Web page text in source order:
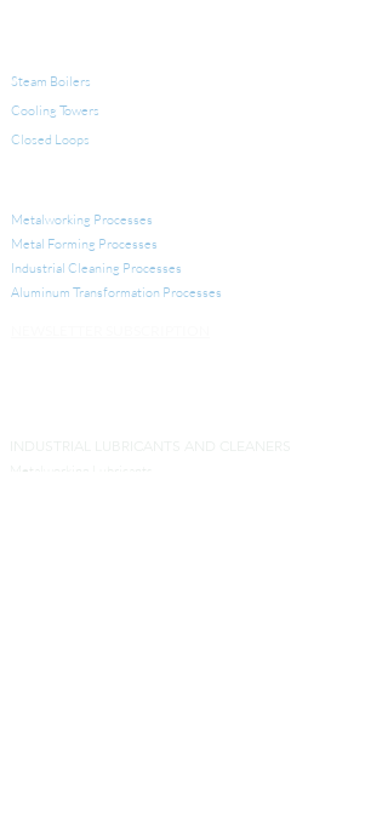
Steam Boilers
Cooling Towers
Closed Loops
Metalworking Processes
Metal Forming Processes
Industrial Cleaning Processes
Aluminum Transformation Processes